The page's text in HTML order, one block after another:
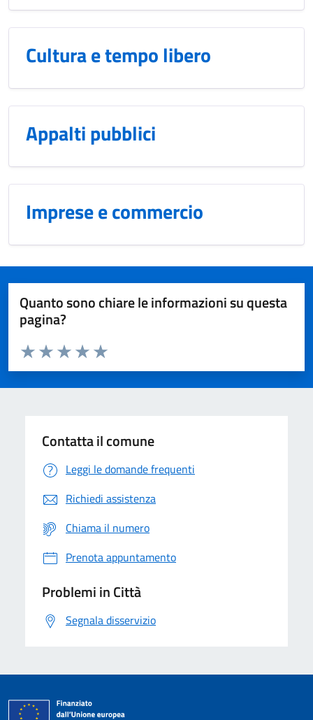
Cultura e tempo libero
Appalti pubblici
Imprese e commercio
Quanto sono chiare le informazioni su questa
pagina?
Domanda
Valuta da 1 a 5 stelle la pagina
Valuta 5 stelle su 5
Valuta 4 stelle su 5
Valuta 3 stelle su 5
Valuta 2 stelle su 5
Valuta 1 stelle su 5
Contatta il comune
Leggi le domande frequenti
Richiedi assistenza
Chiama il numero
Prenota appuntamento
Problemi in Città
Segnala disservizio